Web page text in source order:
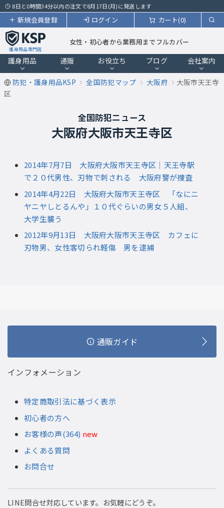
8日と0時間34分以内の注文で8月17日(月)に発送します
カート(0)
ログイン
新規会員登録
護身用品専門店
女性・初心者から業務用までフルカバー
護身用品 通販 お役立ち ブログ 会社案内
防犯・護身用品KSP 全国防犯マップ 大阪府
大阪市天王寺
区
全国防犯ニュース
大阪府大阪市天王寺区
2014年7月7日 大阪府大阪市天王寺区｜天王寺駅
で２０代男性、刃物で刺される 大阪府警が捜査
2014年4月22日 大阪府大阪市天王寺区 「なにニ
ヤニヤしとるんや」１０代ぐらいの男女５人組、
大学生襲う
2012年9月13日 大阪府大阪市天王寺区 カフェに
刃物男、女性客切られ軽傷 男を逮捕
通販ガイド
インフォメーション
特定商取引法に基づく表示
初心者の方へ
お客様の声(364) new
よくある質問
お問合せ
LINE問合せ対応しています。お気軽にどうぞ。